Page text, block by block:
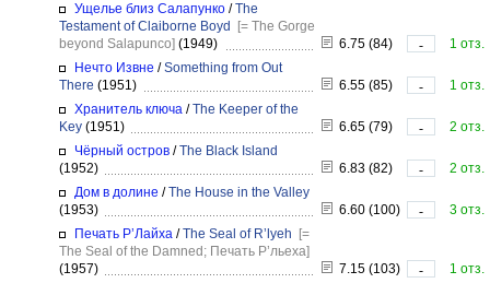
Ущелье близ Салапунко /The
Testament of Claiborne Boyd
[= The Gorge
beyond Salapunco] (1949) 6.75 (84) -
1 отз.
Нечто Извне /Something from Out
There (1951) 6.55 (85) -
1 отз.
Хранитель ключа /The Keeper of the
Key (1951) 6.65 (79) -
2 отз.
Чёрный остров /The Black Island
(1952)
6.83 (82) -
2 отз.
Дом в долине /The House in the Valley
(1953)
6.60 (100) -
3 отз.
Печать Р’Лайха /The Seal of R’lyeh
[=
The Seal of the Damned; Печать Р’льеха]
(1957)
7.15 (103) - 1 отз.